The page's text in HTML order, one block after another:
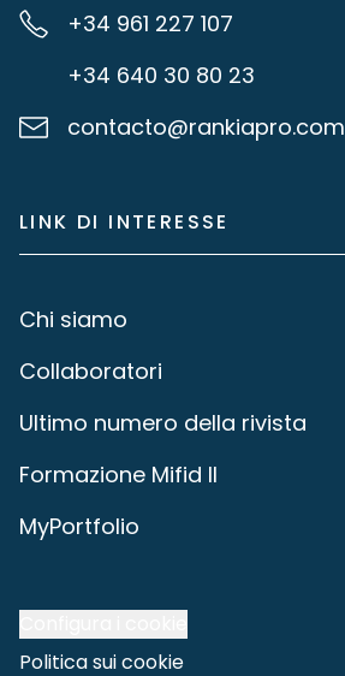
+34 961 227 107
+34 640 30 80 23
contacto@rankiapro.com
LINK DI INTERESSE
Chi siamo
Collaboratori
Ultimo numero della rivista
Formazione Mifid II
MyPortfolio
Politica sui cookie